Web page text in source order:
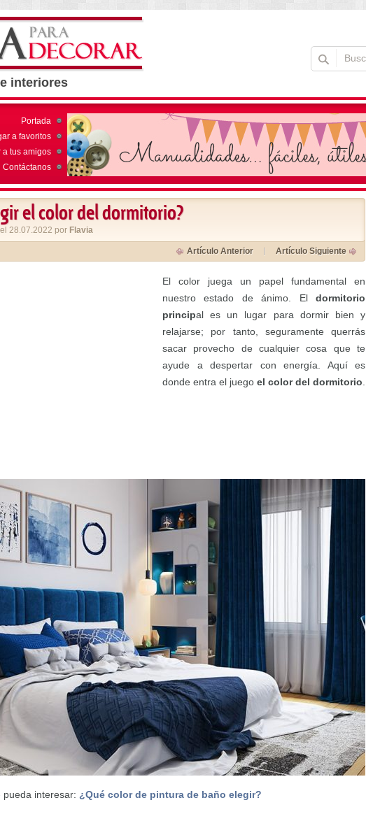
interiores
Portada
a favoritos
a tus amigos
Contáctanos
el color del dormitorio?
28.07.2022 por Flavia
Artículo Anterior Artículo Siguiente
El color juega un papel fundamental en
nuestro estado de ánimo. El dormitorio
principal es un lugar para dormir bien y
relajarse; por tanto, seguramente querrás
sacar provecho de cualquier cosa que te
ayude a despertar con energía. Aquí es
donde entra el juego el color del dormitorio
pueda interesar: ¿Qué color de pintura de baño elegir?